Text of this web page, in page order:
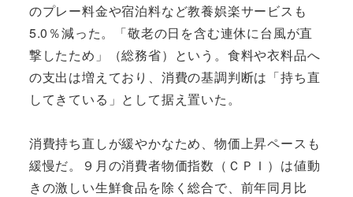
のプレー料金や宿泊料など教養娯楽サービスも
5.0％減った。「敬老の日を含む連休に台風が直
撃したため」（総務省）という。食料や衣料品へ
の支出は増えており、消費の基調判断は「持ち直
してきている」として据え置いた。
消費持ち直しが緩やかなため、物価上昇ペースも
緩慢だ。９月の消費者物価指数（ＣＰＩ）は値動
きの激しい生鮮食品を除く総合で、前年同月比